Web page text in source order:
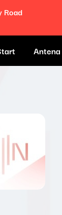
Road
Antena